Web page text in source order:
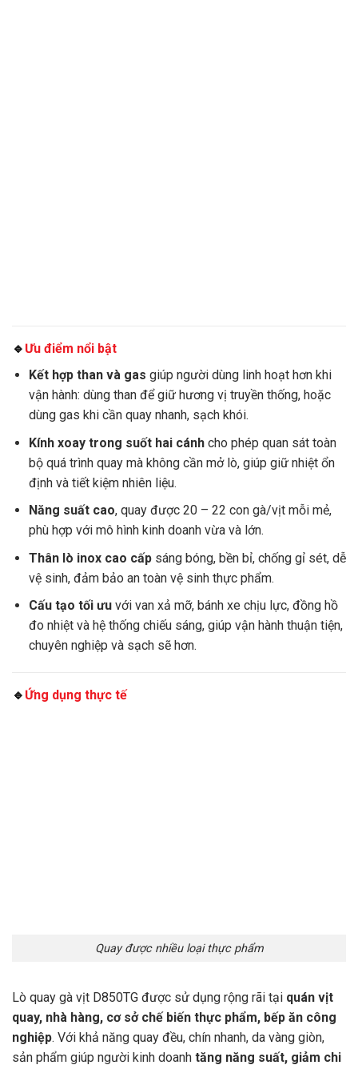
🔹 Ưu điểm nổi bật
Kết hợp than và gas giúp người dùng linh hoạt hơn khi
vận hành: dùng than để giữ hương vị truyền thống, hoặc
dùng gas khi cần quay nhanh, sạch khói.
Kính xoay trong suốt hai cánhcho phép quan sát toàn
bộ quá trình quay mà không cần mở lò, giúp giữ nhiệt ổn
định và tiết kiệm nhiên liệu.
Năng suất cao, quay được 20 – 22 con gà/vịt mỗi mẻ,
phù hợp với mô hình kinh doanh vừa và lớn.
Thân lò inox cao cấpsáng bóng, bền bỉ, chống gỉ sét, dễ
vệ sinh, đảm bảo an toàn vệ sinh thực phẩm.
Cấu tạo tối ưuvới van xả mỡ, bánh xe chịu lực, đồng hồ
đo nhiệt và hệ thống chiếu sáng, giúp vận hành thuận tiện,
chuyên nghiệp và sạch sẽ hơn.
🔹 Ứng dụng thực tế
Quay được nhiều loại thực phẩm
Lò quay gà vịt D850TG được sử dụng rộng rãi tại quán vịt
quay, nhà hàng, cơ sở chế biến thực phẩm, bếp ăn công
nghiệp. Với khả năng quay đều, chín nhanh, da vàng giòn,
sản phẩm giúp người kinh doanh tăng năng suất, giảm chi